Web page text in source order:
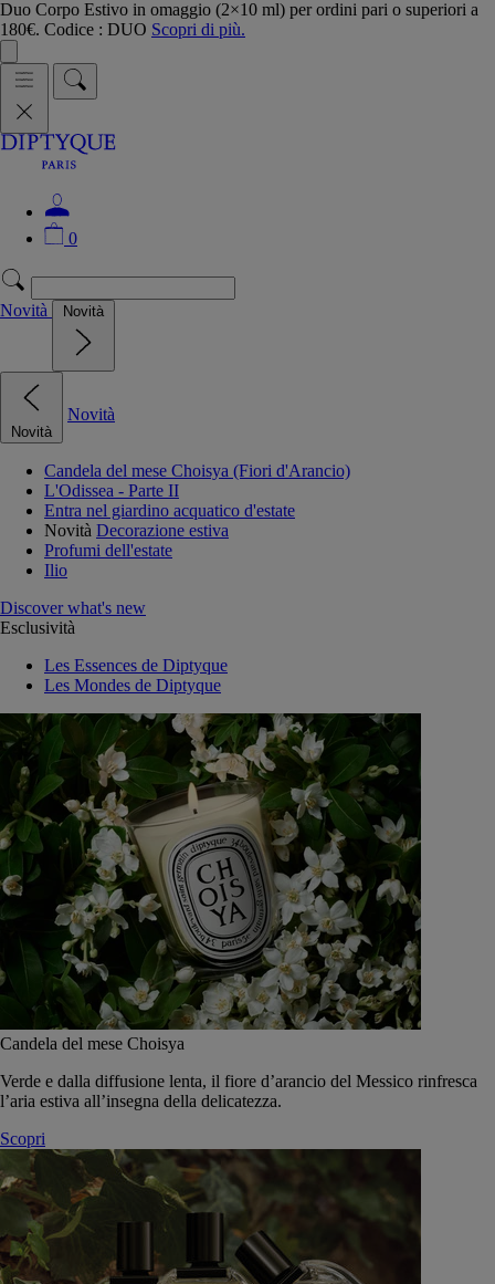
Duo Corpo Estivo in omaggio (2×10 ml) per ordini pari o superiori a
180€. Codice : DUO Scopri di più.
0
Novità Novità
Novità
Novità
Candela del mese Choisya (Fiori d'Arancio)
L'Odissea - Parte II
Entra nel giardino acquatico d'estate
Novità Decorazione estiva
Profumi dell'estate
Ilio
Discover what's new
Esclusività
Les Essences de Diptyque
Les Mondes de Diptyque
Candela del mese Choisya
Verde e dalla diffusione lenta, il fiore d’arancio del Messico rinfresca
l’aria estiva all’insegna della delicatezza.
Scopri